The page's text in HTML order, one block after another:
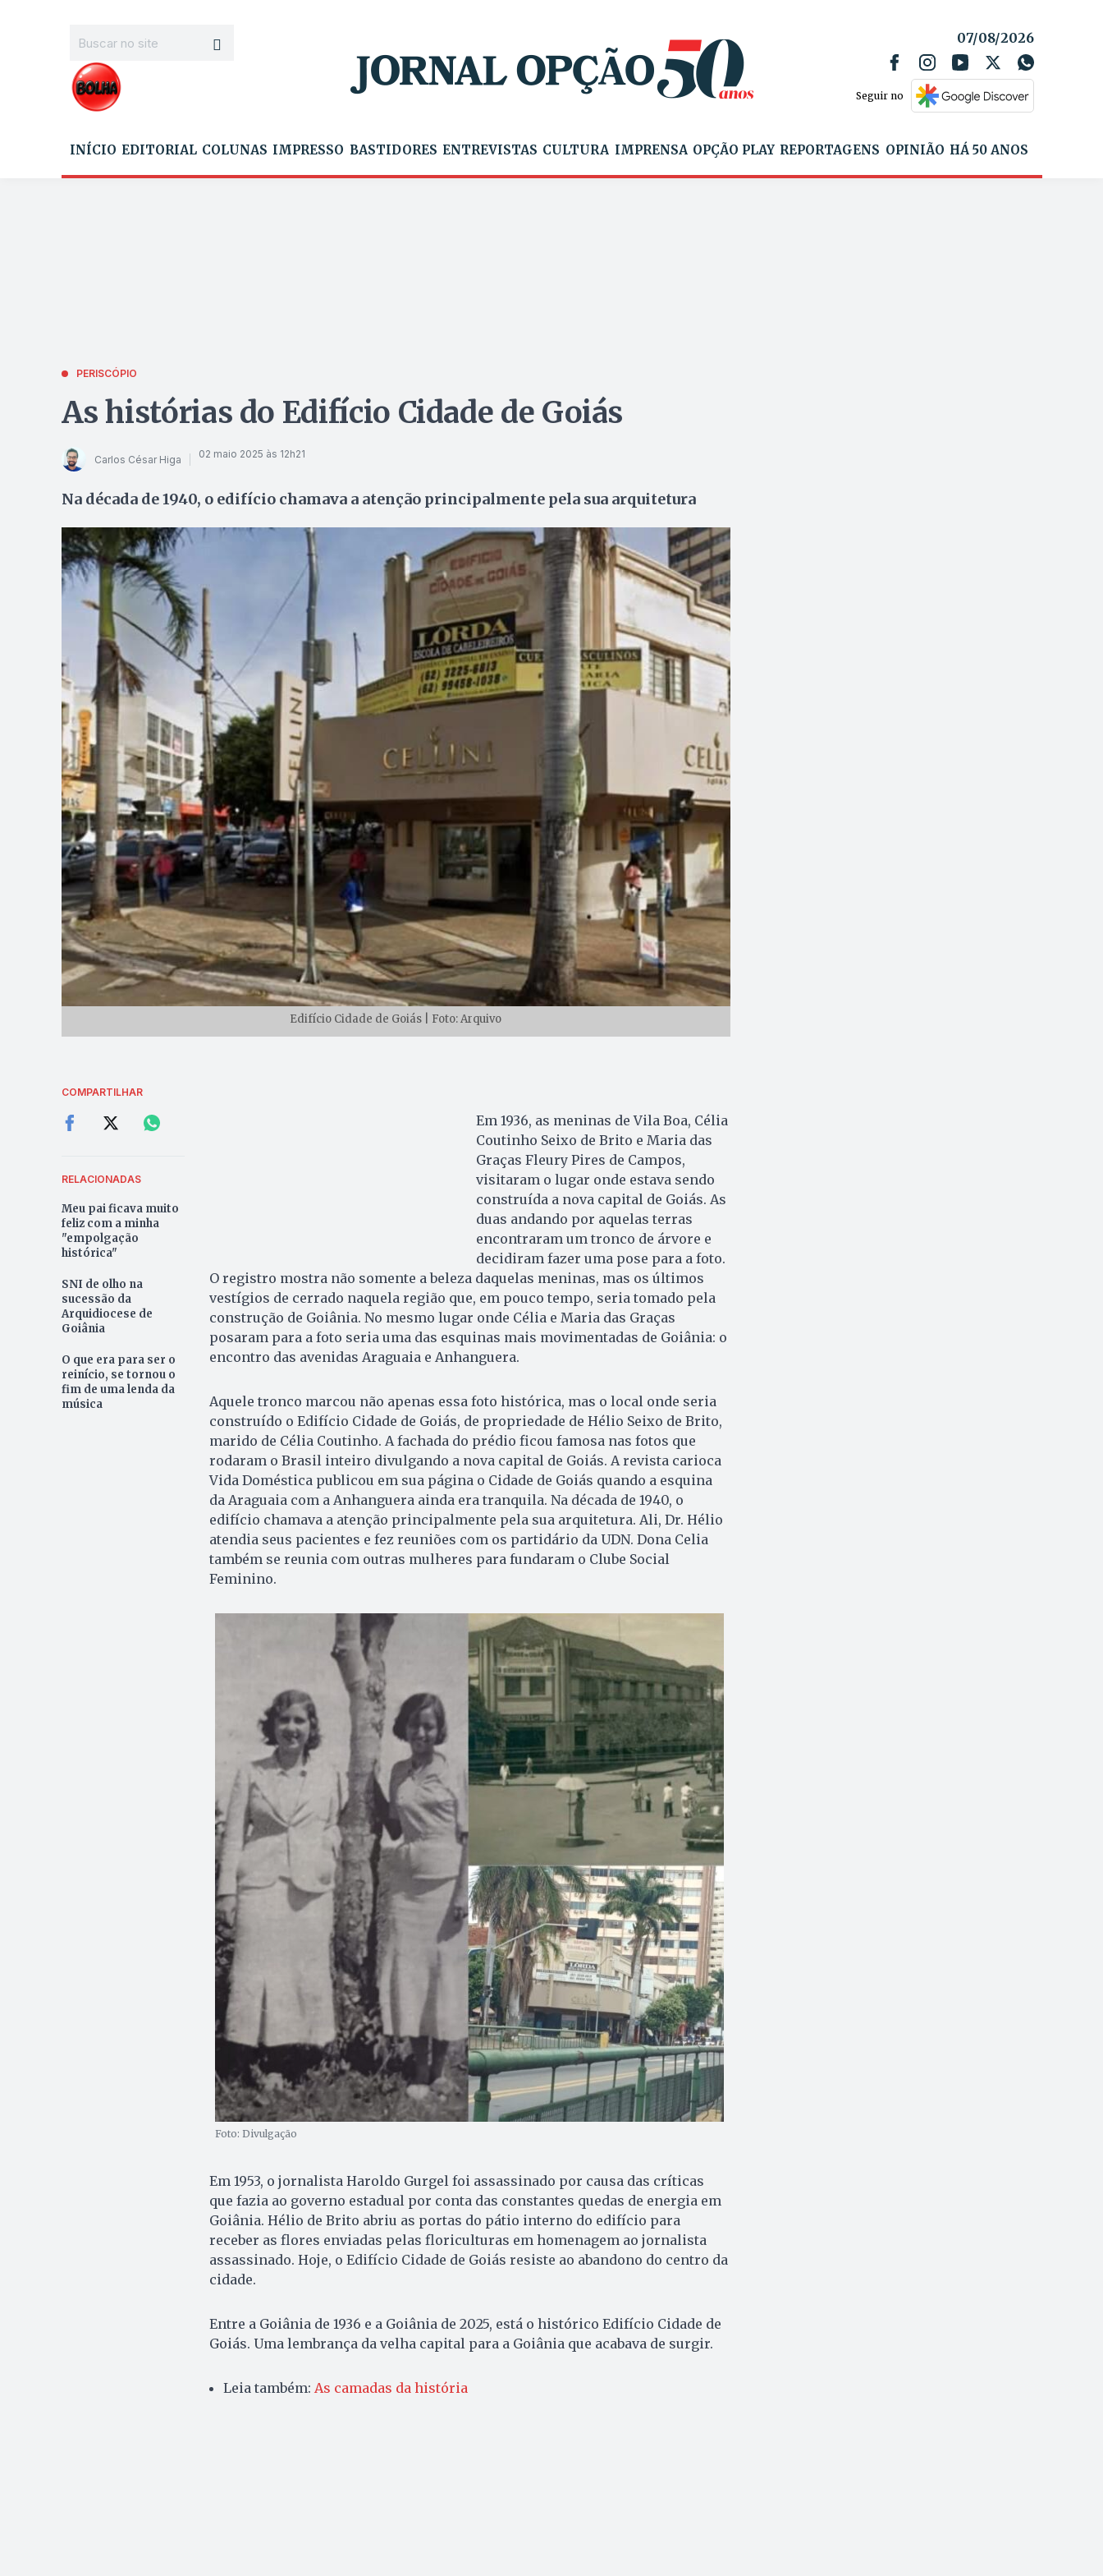
07/08/2026
Seguir no
INÍCIO EDITORIAL COLUNAS IMPRESSO BASTIDORES ENTREVISTAS CULTURA IMPRENSA OPÇÃO PLAY REPORTAGENS OPINIÃO HÁ 50 ANOS
PERISCÓPIO
As histórias do Edifício Cidade de Goiás
Carlos César Higa 02 maio 2025 às 12h21
Na década de 1940, o edifício chamava a atenção principalmente pela sua arquitetura
Edifício Cidade de Goiás | Foto: Arquivo
COMPARTILHAR
RELACIONADAS
Meu pai ficava muito
feliz com a minha
"empolgação
histórica"
SNI de olho na
sucessão da
Arquidiocese de
Goiânia
O que era para ser o
reinício, se tornou o
fim de uma lenda da
música
Em 1936, as meninas de Vila Boa, Célia
Coutinho Seixo de Brito e Maria das
Graças Fleury Pires de Campos,
visitaram o lugar onde estava sendo
construída a nova capital de Goiás. As
duas andando por aquelas terras
encontraram um tronco de árvore e
decidiram fazer uma pose para a foto.
O registro mostra não somente a beleza daquelas meninas, mas os últimos
vestígios de cerrado naquela região que, em pouco tempo, seria tomado pela
construção de Goiânia. No mesmo lugar onde Célia e Maria das Graças
posaram para a foto seria uma das esquinas mais movimentadas de Goiânia: o
encontro das avenidas Araguaia e Anhanguera.
Aquele tronco marcou não apenas essa foto histórica, mas o local onde seria
construído o Edifício Cidade de Goiás, de propriedade de Hélio Seixo de Brito,
marido de Célia Coutinho. A fachada do prédio ficou famosa nas fotos que
rodaram o Brasil inteiro divulgando a nova capital de Goiás. A revista carioca
Vida Doméstica publicou em sua página o Cidade de Goiás quando a esquina
da Araguaia com a Anhanguera ainda era tranquila. Na década de 1940, o
edifício chamava a atenção principalmente pela sua arquitetura. Ali, Dr. Hélio
atendia seus pacientes e fez reuniões com os partidário da UDN. Dona Celia
também se reunia com outras mulheres para fundaram o Clube Social
Feminino.
Foto: Divulgação
Em 1953, o jornalista Haroldo Gurgel foi assassinado por causa das críticas
que fazia ao governo estadual por conta das constantes quedas de energia em
Goiânia. Hélio de Brito abriu as portas do pátio interno do edifício para
receber as flores enviadas pelas floriculturas em homenagem ao jornalista
assassinado. Hoje, o Edifício Cidade de Goiás resiste ao abandono do centro da
cidade.
Entre a Goiânia de 1936 e a Goiânia de 2025, está o histórico Edifício Cidade de
Goiás. Uma lembrança da velha capital para a Goiânia que acabava de surgir.
Leia também: As camadas da história